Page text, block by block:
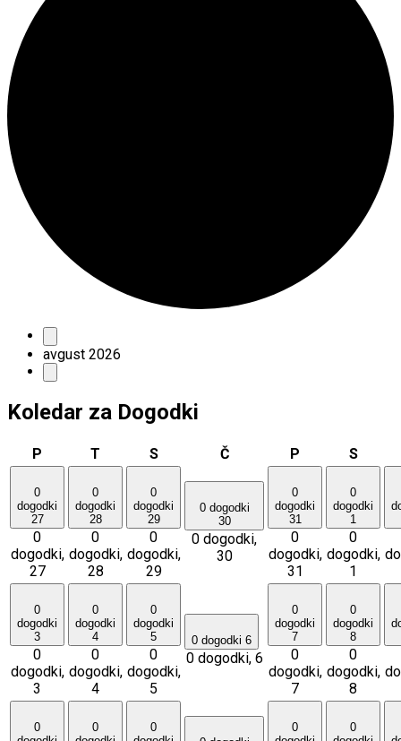
avgust 2026
Koledar za Dogodki
P T S Č P S
0
dogodki
27
0
dogodki,
27
0
dogodki
28
0
dogodki,
28
0
dogodki
29
0
dogodki,
29
0 dogodki
30
0 dogodki,
30
0
dogodki
31
0
dogodki,
31
0
dogodki
1
0
dogodki,
1
0
dogodki
3
0
dogodki,
3
0
dogodki
4
0
dogodki,
4
0
dogodki
5
0
dogodki,
5
0 dogodki 6
0 dogodki, 6
0
dogodki
7
0
dogodki,
7
0
dogodki
8
0
dogodki,
8
0
0
0
0
0